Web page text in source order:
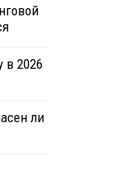
в 2026
ли